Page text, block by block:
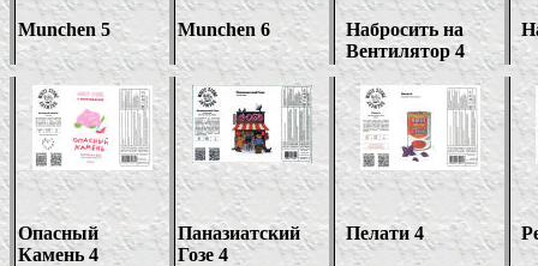
Munchen 5 Munchen 6
Набросить на
Вентилятор 4
Опасный
Камень 4
Паназиатский
Гозе 4
Пелати 4